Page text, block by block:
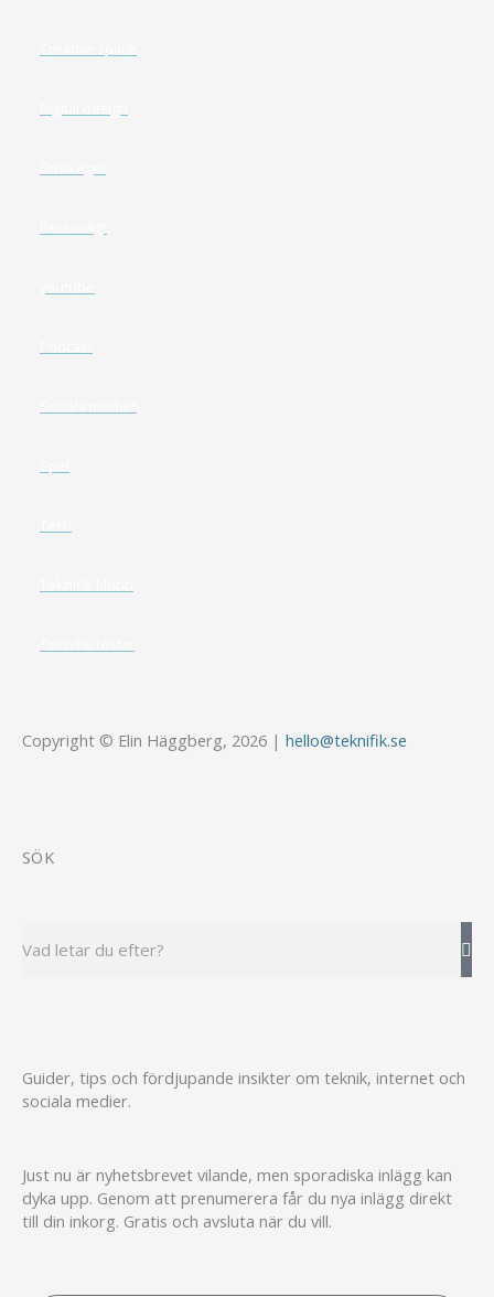
Copyright © Elin Häggberg, 2026 | hello@teknifik.se
SÖK
Guider, tips och fördjupande insikter om teknik, internet och
sociala medier.
Just nu är nyhetsbrevet vilande, men sporadiska inlägg kan
dyka upp. Genom att prenumerera får du nya inlägg direkt
till din inkorg. Gratis och avsluta när du vill.